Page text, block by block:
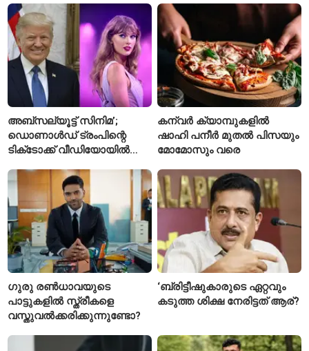
പ്രവർത്തനങ്ങൾക്ക് ₹50
കോടി
ചോദിച്ച് താരം
അബ്സല്യൂട്ട് സിനിമ’;
ഡൊണാൾഡ് ട്രംപിന്റെ
ടിക്‌ടോക്ക് വീഡിയോയിൽ
‘August’ നീക്കം ചെയ്തു
കന്വർ ക്യാമ്പുകളിൽ
ഷാഹി പനീർ മുതൽ പിസയും
മോമോസും വരെ
ഗുരു രൺധാവയുടെ
പാട്ടുകളിൽ സ്ത്രീകളെ
വസ്തുവൽക്കരിക്കുന്നുണ്ടോ?
‘ബ്രിട്ടീഷുകാരുടെ ഏറ്റവും
കടുത്ത ശിക്ഷ നേരിട്ടത് ആര്?